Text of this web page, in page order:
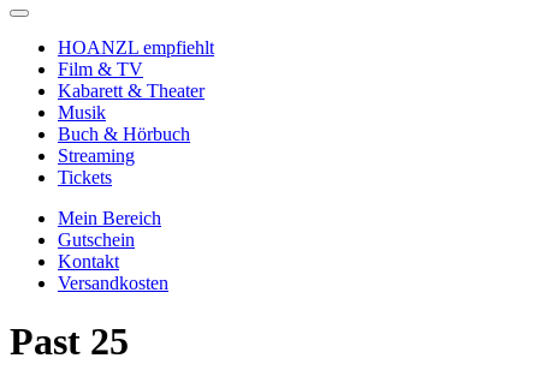
HOANZL empfiehlt
Film & TV
Kabarett & Theater
Musik
Buch & Hörbuch
Streaming
Tickets
Mein Bereich
Gutschein
Kontakt
Versandkosten
Past 25